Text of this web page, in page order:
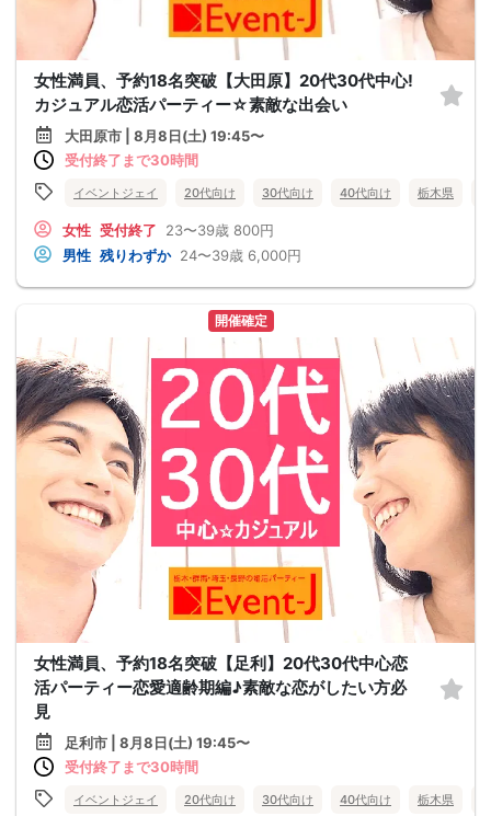
女性満員、予約18名突破【大田原】20代30代中心!
カジュアル恋活パーティー☆素敵な出会い
大田原市 | 8月8日(土) 19:45〜
受付終了まで30時間
イベントジェイ 20代向け 30代向け 40代向け 栃木県
女性 受付終了 23〜39歳 800円
男性 残りわずか 24〜39歳 6,000円
開催確定
女性満員、予約18名突破【足利】20代30代中心恋
活パーティー恋愛適齢期編♪素敵な恋がしたい方必
見
足利市 | 8月8日(土) 19:45〜
受付終了まで30時間
イベントジェイ 20代向け 30代向け 40代向け 栃木県